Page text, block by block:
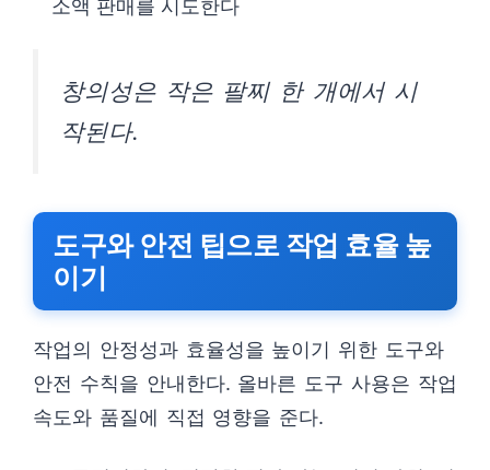
소액 판매를 시도한다
창의성은 작은 팔찌 한 개에서 시
작된다.
도구와 안전 팁으로 작업 효율 높
이기
작업의 안정성과 효율성을 높이기 위한 도구와
안전 수칙을 안내한다. 올바른 도구 사용은 작업
속도와 품질에 직접 영향을 준다.